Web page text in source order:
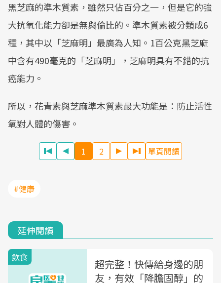
黑芝麻的準木質素，雖然只佔百分之一，但是它的強
大抗氧化能力卻是無與倫比的。準木質素被分類成6
種，其中以「芝麻明」最廣為人知。1百公克黑芝麻
中含有490毫克的「芝麻明」，芝麻明具有不錯的抗
癌能力。
所以，花青素與芝麻準木質素最大功能是：防止活性
氧對人體的傷害。
1 2 單頁閱讀
#健康
延伸閱讀
飲食
超完整！快傳給身邊的朋
友，有效「降膽固醇」的